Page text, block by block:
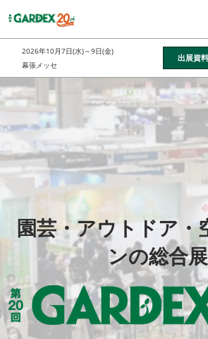
キ
ッ
し
て
む
2026年10月7日(水)～9日(金)
幕張メッセ
出展資
GARDEX
園芸・アウトドア・
ンの総合展